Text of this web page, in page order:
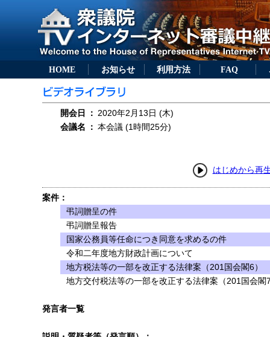
HOME お知らせ 利用方法 FAQ
開会日 ： 2020年2月13日 (木)
会議名
： 本会議 (1時間25分)
はじめから再
案件：
弔詞贈呈の件
弔詞贈呈報告
国家公務員等任命につき同意を求めるの件
令和二年度地方財政計画について
地方税法等の一部を改正する法律案（201国会閣6）
地方交付税法等の一部を改正する法律案（201国会閣
発言者一覧